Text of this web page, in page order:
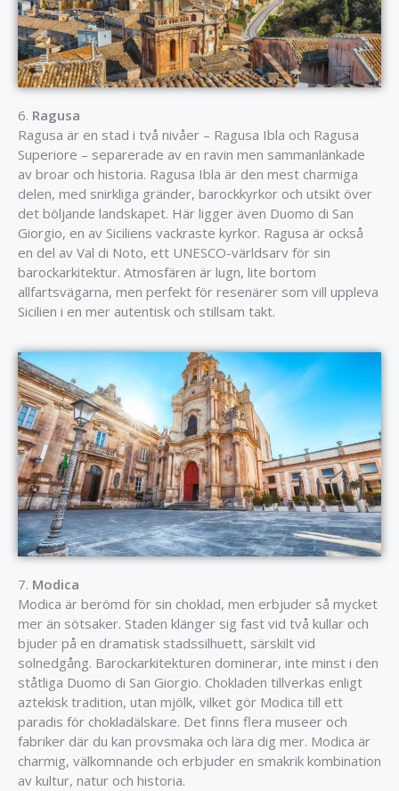
6. Ragusa
Ragusa är en stad i två nivåer – Ragusa Ibla och Ragusa
Superiore – separerade av en ravin men sammanlänkade
av broar och historia. Ragusa Ibla är den mest charmiga
delen, med snirkliga gränder, barockkyrkor och utsikt över
det böljande landskapet. Här ligger även Duomo di San
Giorgio, en av Siciliens vackraste kyrkor. Ragusa är också
en del av Val di Noto, ett UNESCO-världsarv för sin
barockarkitektur. Atmosfären är lugn, lite bortom
allfartsvägarna, men perfekt för resenärer som vill uppleva
Sicilien i en mer autentisk och stillsam takt.
7. Modica
Modica är berömd för sin choklad, men erbjuder så mycket
mer än sötsaker. Staden klänger sig fast vid två kullar och
bjuder på en dramatisk stadssilhuett, särskilt vid
solnedgång. Barockarkitekturen dominerar, inte minst i den
ståtliga Duomo di San Giorgio. Chokladen tillverkas enligt
aztekisk tradition, utan mjölk, vilket gör Modica till ett
paradis för chokladälskare. Det finns flera museer och
fabriker där du kan provsmaka och lära dig mer. Modica är
charmig, välkomnande och erbjuder en smakrik kombination
av kultur, natur och historia.